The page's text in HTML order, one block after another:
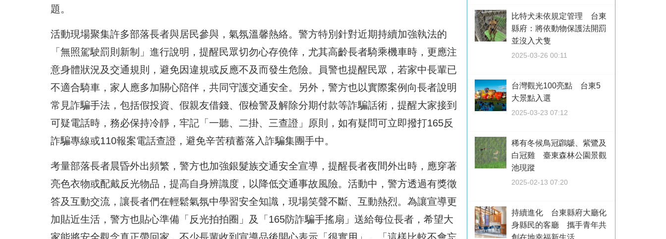
題。
活動現場聚集許多部落長者與居民參與，氣氛溫馨熱絡。警方特別針對近期持續加強執法的
「無照駕駛罰則新制」進行說明，提醒民眾切勿心存僥倖，尤其高齡長者騎乘機車時，更應注
意身體狀況及交通規則，避免因違規或反應不及而發生危險。員警也提醒民眾，若家中長輩已
不適合騎車，家人應多加關心陪伴，共同守護交通安全。另外，警方也以實際案例向長者說明
常見詐騙手法，包括假投資、假親友借錢、假檢警及解除分期付款等詐騙話術，提醒大家接到
可疑電話時，務必保持冷靜，牢記「一聽、二掛、三查證」原則，如有疑問可立即撥打165反
詐騙專線或110報案電話查證，避免辛苦積蓄落入詐騙集團手中。
考量部落長者晨昏外出頻繁，警方也加強銀髮族交通安全宣導，提醒長者夜間外出時，應穿著
亮色衣物或配戴反光物品，提高自身辨識度，以降低交通事故風險。活動中，警方透過有獎徵
答及互動交流，讓長者們在輕鬆氣氛中學習安全知識，現場笑聲不斷、互動熱烈。為讓宣導更
加貼近生活，警方也貼心準備「反光拍拍圈」及「165防詐騙手搖扇」送給每位長者，希望大
比特犬未依規定管理 台東
縣府：將依動物保護法開罰
並沒入犬隻
2025-03-26 00:11
台灣觀光100亮點 台東5
大景點入選
2025-03-23 07:12
稀有冬候鳥冠鸊鷈、紫鷺及
白冠雞 臺東森林公園景觀
池現蹤
2025-02-13 07:20
持續進化 台東縣府大廳化
身縣民的客廳 攜手青年共
創在地幸福新生活